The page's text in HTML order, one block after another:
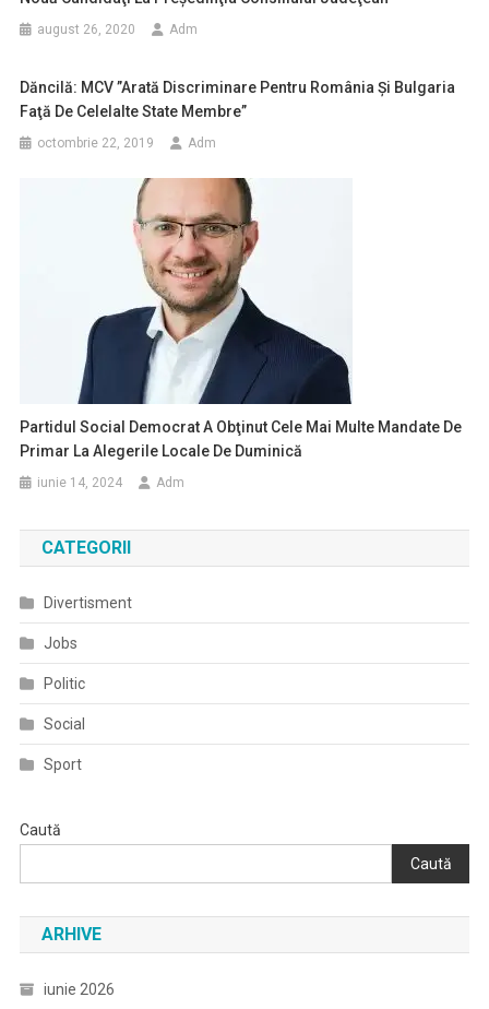
august 26, 2020 Adm
Dăncilă: MCV ”arată Discriminare Pentru România Şi Bulgaria
Faţă De Celelalte State Membre”
octombrie 22, 2019 Adm
Partidul Social Democrat A Obţinut Cele Mai Multe Mandate De
Primar La Alegerile Locale De Duminică
iunie 14, 2024 Adm
CATEGORII
Divertisment
Jobs
Politic
Social
Sport
Caută
Caută
ARHIVE
iunie 2026